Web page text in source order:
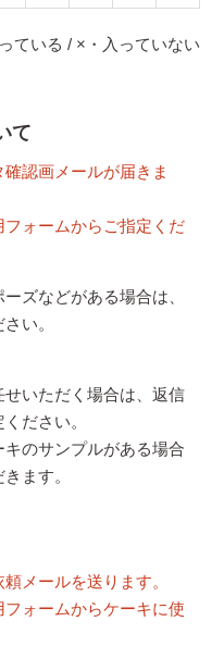
ている / ×・入っていない
て
認画メールが届きま
ォームからご指定くだ
ズなどがある場合は、
い。
いただく場合は、返信
ださい。
のサンプルがある場合
ます。
メールを送ります。
ォームからケーキに使